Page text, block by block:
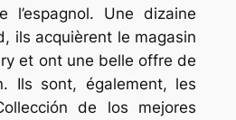
l’espagnol. Une dizaine
ils acquièrent le magasin
et ont une belle offre de
Ils sont, également, les
de los mejores